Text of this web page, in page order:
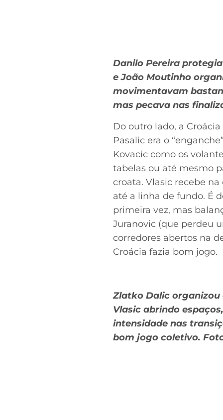
Danilo Pereira
e João Moutinho
movimentavam
mas pecava nas
Do outro lado, a
Pasalic era o
Kovacic como os
tabelas ou até mesmo
croata. Vlasic recebe
até a linha de fundo. É
primeira vez, mas
Juranovic (que perdeu
corredores abertos na
Croácia fazia bom jogo.
Zlatko Dalic organizou
Vlasic abrindo
intensidade nas
bom jogo coletivo.